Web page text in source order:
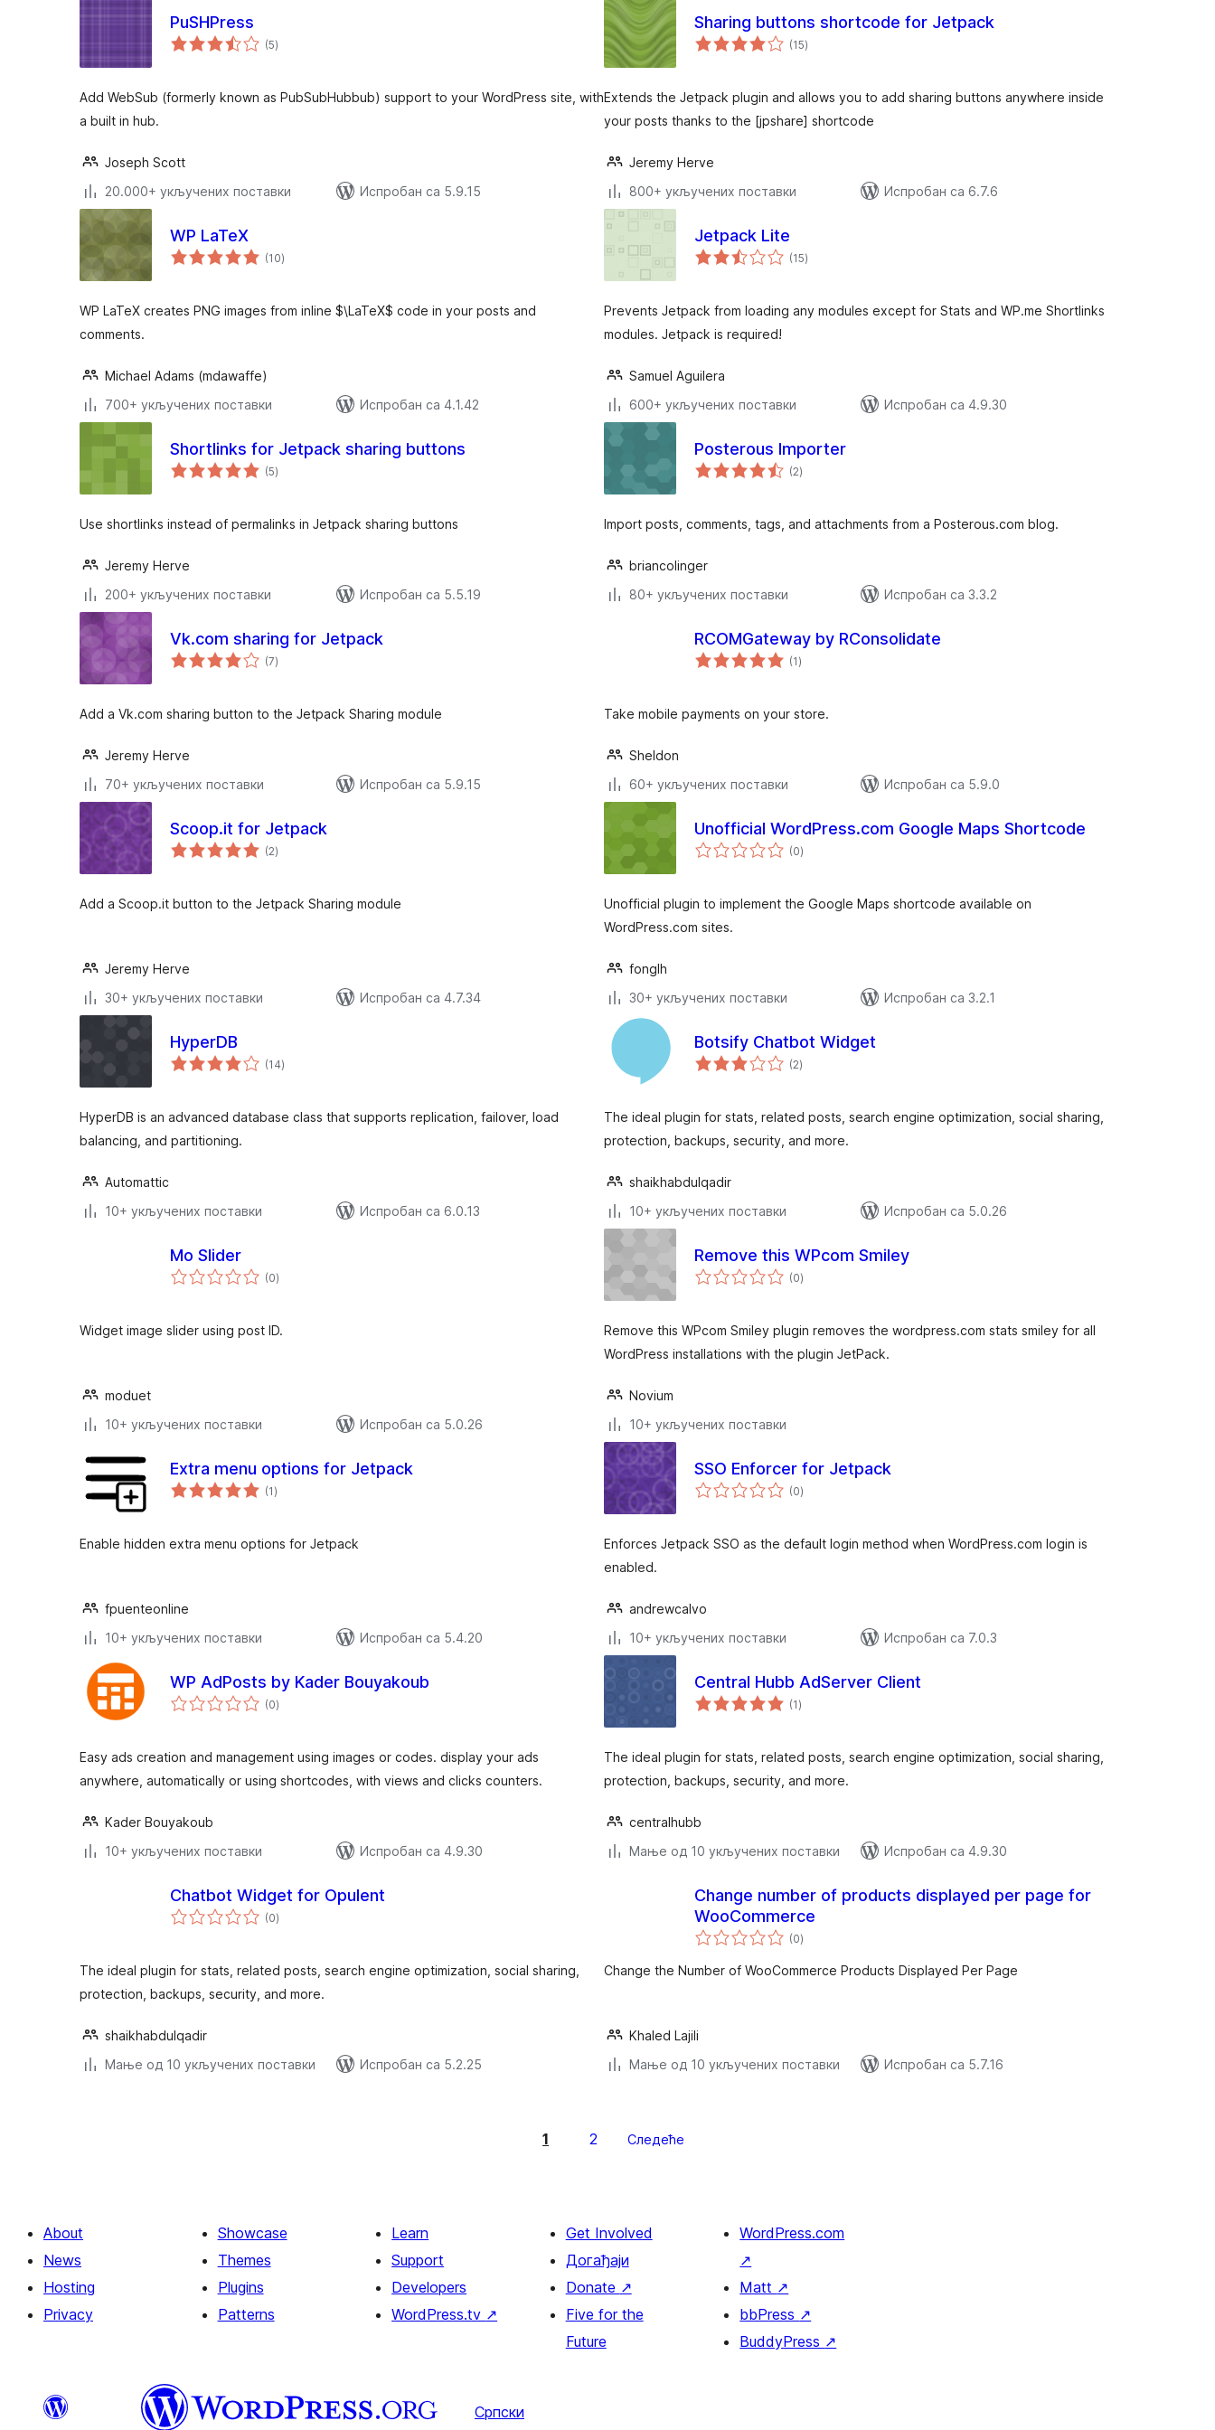
PuSHPress
(5укупних
оцена
)
Add WebSub (formerly known as PubSubHubbub) support to your WordPress site, with
a built in hub.
Joseph Scott
20.000+ укључених поставки
Испробан са 5.9.15
Sharing buttons shortcode for Jetpack
(15укупних
оцена
)
Extends the Jetpack plugin and allows you to add sharing buttons anywhere inside
your posts thanks to the [jpshare] shortcode
Jeremy Herve
800+ укључених поставки
Испробан са 6.7.6
WP LaTeX
(10укупних
оцена
)
WP LaTeX creates PNG images from inline $\LaTeX$ code in your posts and
comments.
Michael Adams (mdawaffe)
700+ укључених поставки
Испробан са 4.1.42
Jetpack Lite
(15укупних
оцена
)
Prevents Jetpack from loading any modules except for Stats and WP.me Shortlinks
modules. Jetpack is required!
Samuel Aguilera
600+ укључених поставки
Испробан са 4.9.30
Shortlinks for Jetpack sharing buttons
(5укупних
оцена
)
Use shortlinks instead of permalinks in Jetpack sharing buttons
Jeremy Herve
200+ укључених поставки
Испробан са 5.5.19
Posterous Importer
(2укупних
оцена
)
Import posts, comments, tags, and attachments from a Posterous.com blog.
briancolinger
80+ укључених поставки
Испробан са 3.3.2
Vk.com sharing for Jetpack
(7укупних
оцена
)
Add a Vk.com sharing button to the Jetpack Sharing module
Jeremy Herve
70+ укључених поставки
Испробан са 5.9.15
RCOMGateway by RConsolidate
(1укупних
оцена
)
Take mobile payments on your store.
Sheldon
60+ укључених поставки
Испробан са 5.9.0
Scoop.it for Jetpack
(2укупних
оцена
)
Add a Scoop.it button to the Jetpack Sharing module
Jeremy Herve
30+ укључених поставки
Испробан са 4.7.34
Unofficial WordPress.com Google Maps Shortcode
(0укупних
оцена
)
Unofficial plugin to implement the Google Maps shortcode available on
WordPress.com sites.
fonglh
30+ укључених поставки
Испробан са 3.2.1
HyperDB
(14укупних
оцена
)
HyperDB is an advanced database class that supports replication, failover, load
balancing, and partitioning.
Automattic
10+ укључених поставки
Испробан са 6.0.13
Botsify Chatbot Widget
(2укупних
оцена
)
The ideal plugin for stats, related posts, search engine optimization, social sharing,
protection, backups, security, and more.
shaikhabdulqadir
10+ укључених поставки
Испробан са 5.0.26
Mo Slider
(0укупних
оцена
)
Widget image slider using post ID.
moduet
10+ укључених поставки
Испробан са 5.0.26
Remove this WPcom Smiley
(0укупних
оцена
)
Remove this WPcom Smiley plugin removes the wordpress.com stats smiley for all
WordPress installations with the plugin JetPack.
Novium
10+ укључених поставки
Extra menu options for Jetpack
(1укупних
оцена
)
Enable hidden extra menu options for Jetpack
fpuenteonline
10+ укључених поставки
Испробан са 5.4.20
SSO Enforcer for Jetpack
(0укупних
оцена
)
Enforces Jetpack SSO as the default login method when WordPress.com login is
enabled.
andrewcalvo
10+ укључених поставки
Испробан са 7.0.3
WP AdPosts by Kader Bouyakoub
(0укупних
оцена
)
Easy ads creation and management using images or codes. display your ads
anywhere, automatically or using shortcodes, with views and clicks counters.
Kader Bouyakoub
10+ укључених поставки
Испробан са 4.9.30
Central Hubb AdServer Client
(1укупних
оцена
)
The ideal plugin for stats, related posts, search engine optimization, social sharing,
protection, backups, security, and more.
centralhubb
Мање од 10 укључених поставки
Испробан са 4.9.30
Chatbot Widget for Opulent
(0укупних
оцена
)
The ideal plugin for stats, related posts, search engine optimization, social sharing,
protection, backups, security, and more.
shaikhabdulqadir
Мање од 10 укључених поставки
Испробан са 5.2.25
Change number of products displayed per page for
WooCommerce
(0укупних
оцена
)
Change the Number of WooCommerce Products Displayed Per Page
Khaled Lajili
Мање од 10 укључених поставки
Испробан са 5.7.16
1 2 Следеће
About
News
Hosting
Privacy
Showcase
Themes
Plugins
Patterns
Learn
Support
Developers
WordPress.tv ↗
Get Involved
Догађаји
Donate ↗
Five for the
Future
WordPress.com
↗
Matt ↗
bbPress ↗
BuddyPress ↗
Српски